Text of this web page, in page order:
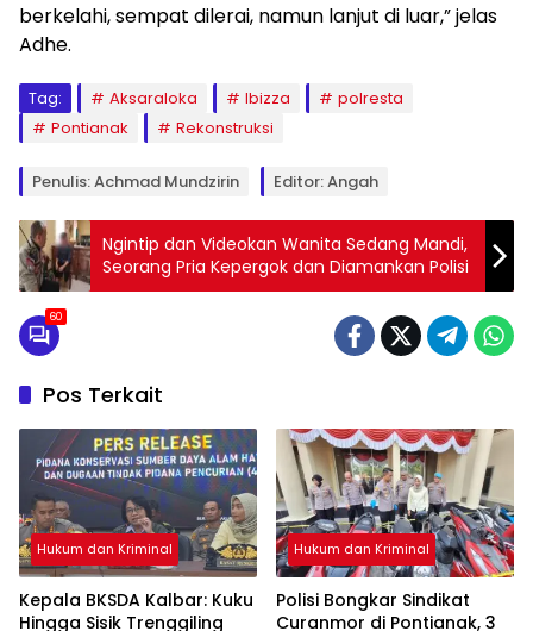
berkelahi, sempat dilerai, namun lanjut di luar,” jelas
Adhe.
Tag: Aksaraloka Ibizza
polresta
Pontianak
Rekonstruksi
Penulis: Achmad Mundzirin Editor: Angah
Ngintip dan Videokan Wanita Sedang Mandi,
Seorang Pria Kepergok dan Diamankan Polisi
60
Pos Terkait
Hukum dan Kriminal
Kepala BKSDA Kalbar: Kuku
Hingga Sisik Trenggiling
Hukum dan Kriminal
Polisi Bongkar Sindikat
Curanmor di Pontianak, 3